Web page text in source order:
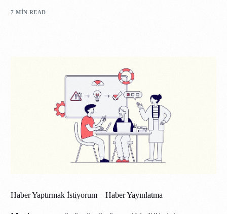
7 MIN READ
Haber Yaptırmak İstiyorum – Haber Yayınlatma